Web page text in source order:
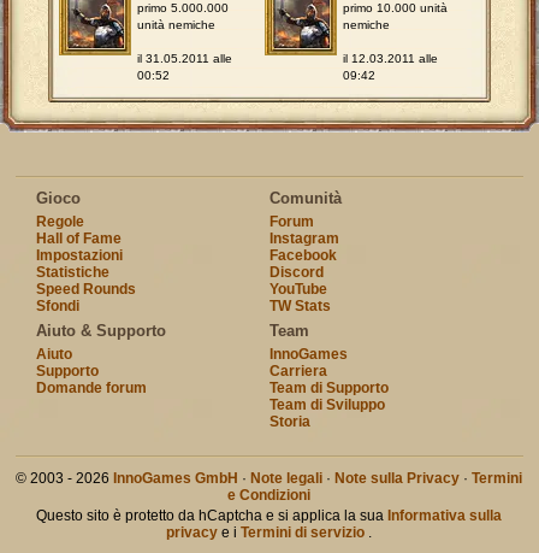
primo 5.000.000
unità nemiche
il 31.05.2011 alle
00:52
primo 10.000 unità
nemiche
il 12.03.2011 alle
09:42
Gioco
Regole
Hall of Fame
Impostazioni
Statistiche
Speed Rounds
Sfondi
Comunità
Forum
Instagram
Facebook
Discord
YouTube
TW Stats
Aiuto & Supporto
Aiuto
Supporto
Domande forum
Team
InnoGames
Carriera
Team di Supporto
Team di Sviluppo
Storia
© 2003 - 2026 InnoGames GmbH · Note legali · Note sulla Privacy ·Termini
e Condizioni
Questo sito è protetto da hCaptcha e si applica la sua Informativa sulla
privacy e iTermini di servizio .